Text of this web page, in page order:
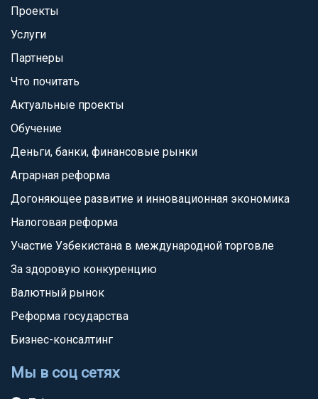
Проекты
Услуги
Партнеры
Что почитать
Актуальные проекты
Обучение
Деньги, банки, финансовые рынки
Аграрная реформа
Догоняющее развитие и инновационная экономика
Налоговая реформа
Участие Узбекистана в международной торговле
За здоровую конкуренцию
Валютный рынок
Реформа государства
Бизнес-консалтинг
Мы в соц сетях